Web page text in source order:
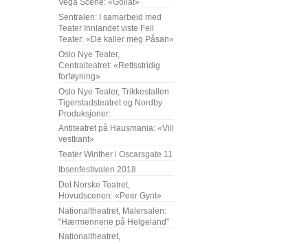
Vega Scene: «Goliat»
Sentralen: I samarbeid med
Teater Innlandet viste Feil
Teater: «De kaller meg Påsan»
Oslo Nye Teater,
Centralteatret: «Rettsstridig
forføyning»
Oslo Nye Teater, Trikkestallen
Tigerstadsteatret og Nordby
Produksjoner:
Antiteatret på Hausmania: «Vill
vestkant»
Teater Winther i Oscarsgate 11
Ibsenfestivalen 2018
Det Norske Teatret,
Hovudscenen: «Peer Gynt»
Nationaltheatret, Malersalen:
"Hærmennene på Helgeland"
Nationaltheatret,